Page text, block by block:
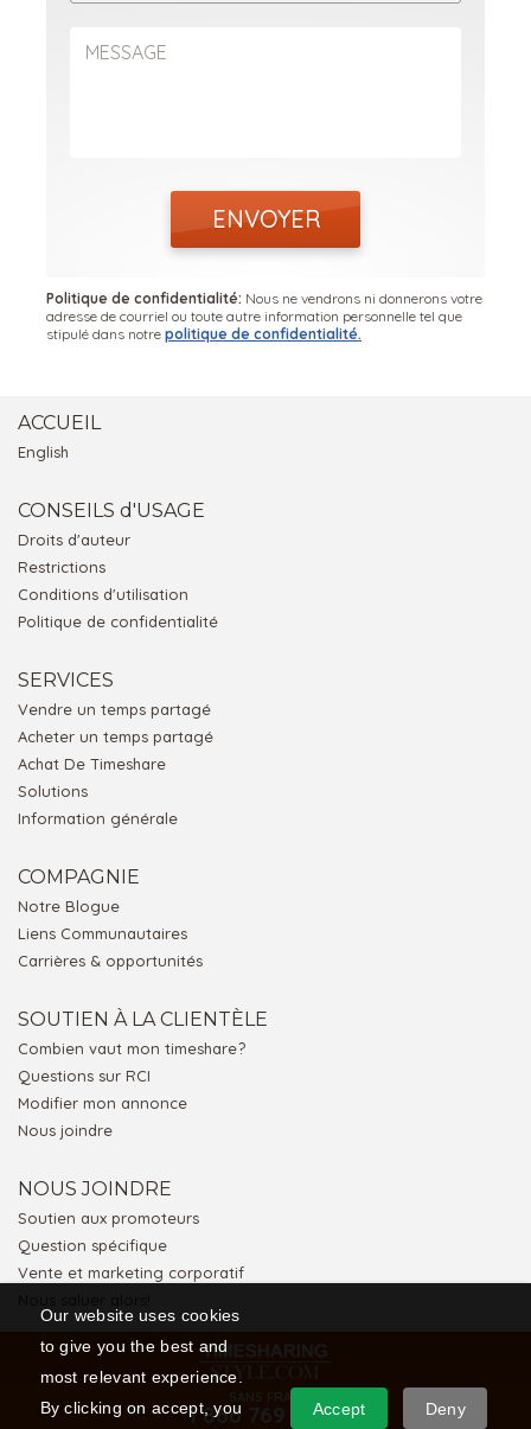
Our website uses cookies
to give you the best and
most relevant experience.
By clicking on accept, you
Accept Deny
ENVOYER
Politique de confidentialité: Nous ne vendrons ni donnerons votre
adresse de courriel ou toute autre information personnelle tel que
stipulé dans notre politique de confidentialité.
ACCUEIL
English
CONSEILS d'USAGE
Droits d'auteur
Restrictions
Conditions d'utilisation
Politique de confidentialité
SERVICES
Vendre un temps partagé
Acheter un temps partagé
Achat De Timeshare
Solutions
Information générale
COMPAGNIE
Notre Blogue
Liens Communautaires
Carrières & opportunités
SOUTIEN À LA CLIENTÈLE
Combien vaut mon timeshare?
Questions sur RCI
Modifier mon annonce
Nous joindre
NOUS JOINDRE
Soutien aux promoteurs
Question spécifique
Vente et marketing corporatif
SANS FRAIS
1 866 769 5656